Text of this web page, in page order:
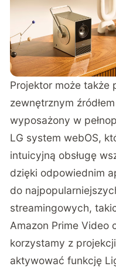
Projektor może także
zewnętrznym
wyposażony w
LG system webOS,
intuicyjną obsługę
dzięki odpowiednim
do
streamingowych,
Amazon Prime Video
korzystamy z
aktywować funkcję